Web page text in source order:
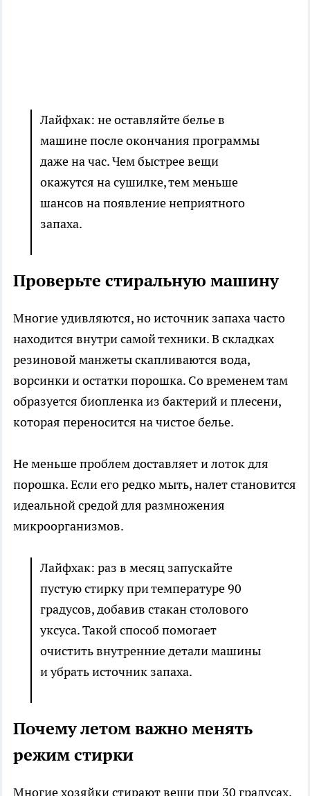
Лайфхак: не оставляйте белье в
машине после окончания программы
даже на час. Чем быстрее вещи
окажутся на сушилке, тем меньше
шансов на появление неприятного
запаха.
Проверьте стиральную машину
Многие удивляются, но источник запаха часто
находится внутри самой техники. В складках
резиновой манжеты скапливаются вода,
ворсинки и остатки порошка. Со временем там
образуется биопленка из бактерий и плесени,
которая переносится на чистое белье.
Не меньше проблем доставляет и лоток для
порошка. Если его редко мыть, налет становится
идеальной средой для размножения
микроорганизмов.
Лайфхак: раз в месяц запускайте
пустую стирку при температуре 90
градусов, добавив стакан столового
уксуса. Такой способ помогает
очистить внутренние детали машины
и убрать источник запаха.
Почему летом важно менять
режим стирки
Многие хозяйки стирают вещи при 30 градусах,